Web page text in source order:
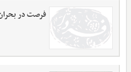
فرصت در